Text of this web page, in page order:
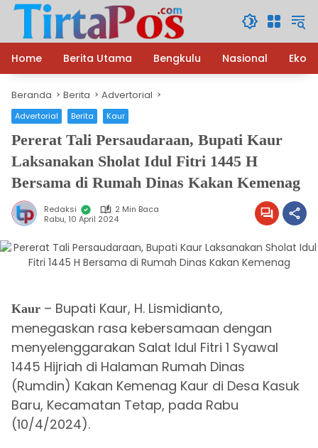
Langsung
konten
Home
Berita Utama Bengkulu Nasional
Beranda Berita Advertorial
Advertorial Berita Kaur
Pererat Tali Persaudaraan, Bupati Kaur
Laksanakan Sholat Idul Fitri 1445 H
Bersama di Rumah Dinas Kakan Kemenag
Redaksi
2 Min Baca
Rabu, 10 April 2024
Kaur – Bupati Kaur, H. Lismidianto,
menegaskan rasa kebersamaan dengan
menyelenggarakan Salat Idul Fitri 1 Syawal
1445 Hijriah di Halaman Rumah Dinas
(Rumdin) Kakan Kemenag Kaur di Desa Kasuk
Baru, Kecamatan Tetap, pada Rabu
(10/4/2024).